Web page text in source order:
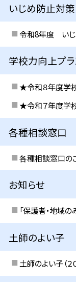
いじめ防止対策
令和8年度 い
学校力向上プラ
★令和８年度学
★令和７年度学
各種相談窓口
各種相談窓口の
お知らせ
「保護者・地域
土師のよい子
土師のよい子（２